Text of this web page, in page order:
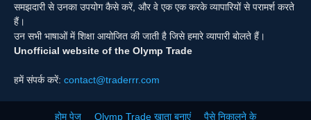
समझदारी से उनका उपयोग कैसे करें, और वे एक एक करके व्यापारियों से परामर्श करते
हैं।
उन सभी भाषाओं में शिक्षा आयोजित की जाती है जिसे हमारे व्यापारी बोलते हैं।
Unofficial website of the Olymp Trade
हमें संपर्क करें: contact@traderrr.com
होम पेज Olymp Trade खाता बनाएं पैसे निकालने के